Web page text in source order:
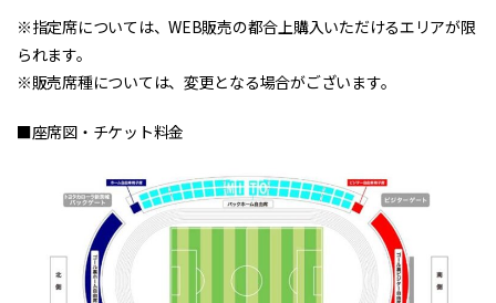
※指定席については、WEB販売の都合上購入いただけるエリアが限
られます。
※販売席種については、変更となる場合がございます。
■座席図・チケット料金